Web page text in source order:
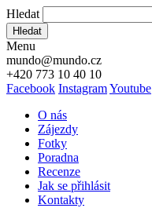
Hledat
Hledat
Menu
mundo@mundo.cz
+420 773 10 40 10
Facebook InstagramYoutube
O nás
Zájezdy
Fotky
Poradna
Recenze
Jak se přihlásit
Kontakty